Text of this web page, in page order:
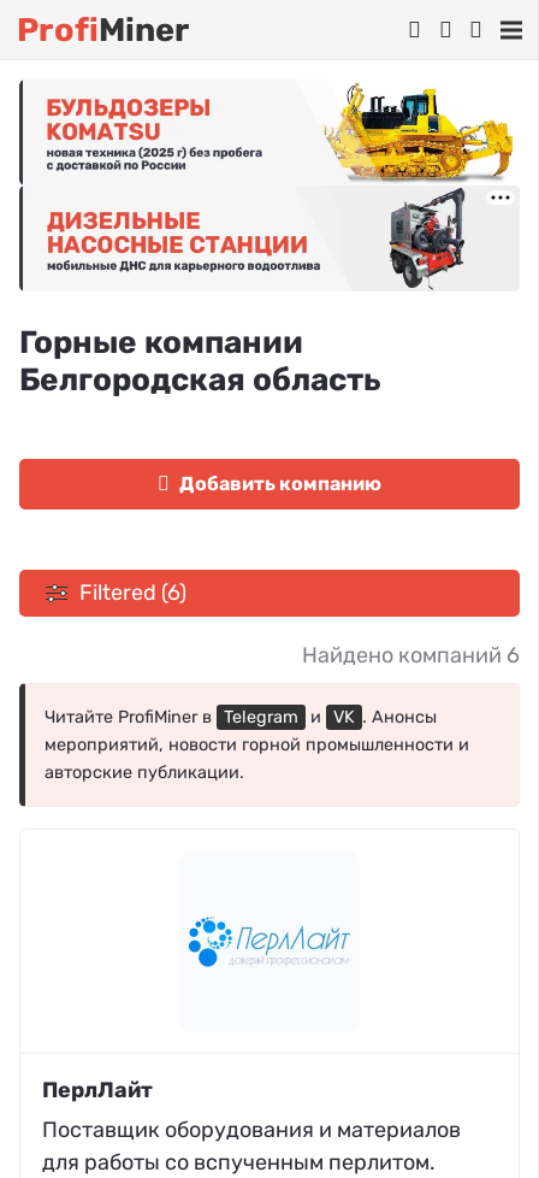
ProfiMiner
Горные компании
Белгородская область
Добавить компанию
Filtered (6)
Найдено компаний 6
Читайте ProfiMiner в Telegram и VK . Анонсы
мероприятий, новости горной промышленности и
авторские публикации.
ПерлЛайт
Поставщик оборудования и материалов
для работы со вспученным перлитом.